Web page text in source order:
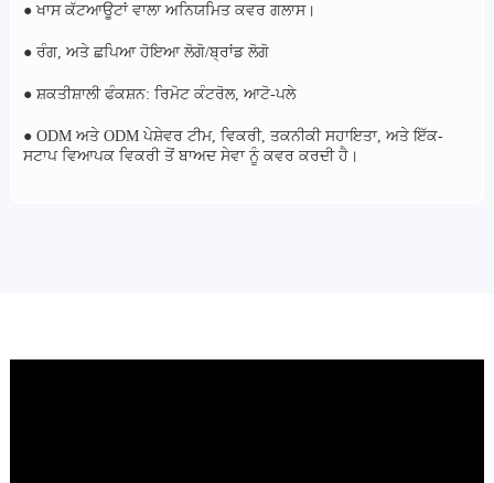
● ਖਾਸ ਕੱਟਆਊਟਾਂ ਵਾਲਾ ਅਨਿਯਮਿਤ ਕਵਰ ਗਲਾਸ।
● ਰੰਗ, ਅਤੇ ਛਪਿਆ ਹੋਇਆ ਲੋਗੋ/ਬ੍ਰਾਂਡ ਲੋਗੋ
● ਸ਼ਕਤੀਸ਼ਾਲੀ ਫੰਕਸ਼ਨ: ਰਿਮੋਟ ਕੰਟਰੋਲ, ਆਟੋ-ਪਲੇ
● ODM ਅਤੇ ODM ਪੇਸ਼ੇਵਰ ਟੀਮ, ਵਿਕਰੀ, ਤਕਨੀਕੀ ਸਹਾਇਤਾ, ਅਤੇ ਇੱਕ-
ਸਟਾਪ ਵਿਆਪਕ ਵਿਕਰੀ ਤੋਂ ਬਾਅਦ ਸੇਵਾ ਨੂੰ ਕਵਰ ਕਰਦੀ ਹੈ।